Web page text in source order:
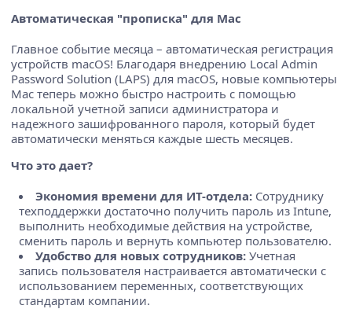
Автоматическая "прописка" для Mac
Главное событие месяца – автоматическая регистрация
устройств macOS! Благодаря внедрению Local Admin
Password Solution (LAPS) для macOS, новые компьютеры
Mac теперь можно быстро настроить с помощью
локальной учетной записи администратора и
надежного зашифрованного пароля, который будет
автоматически меняться каждые шесть месяцев.
Что это дает?
Экономия времени для ИТ-отдела: Сотруднику
техподдержки достаточно получить пароль из Intune,
выполнить необходимые действия на устройстве,
сменить пароль и вернуть компьютер пользователю.
Удобство для новых сотрудников: Учетная
запись пользователя настраивается автоматически с
использованием переменных, соответствующих
стандартам компании.